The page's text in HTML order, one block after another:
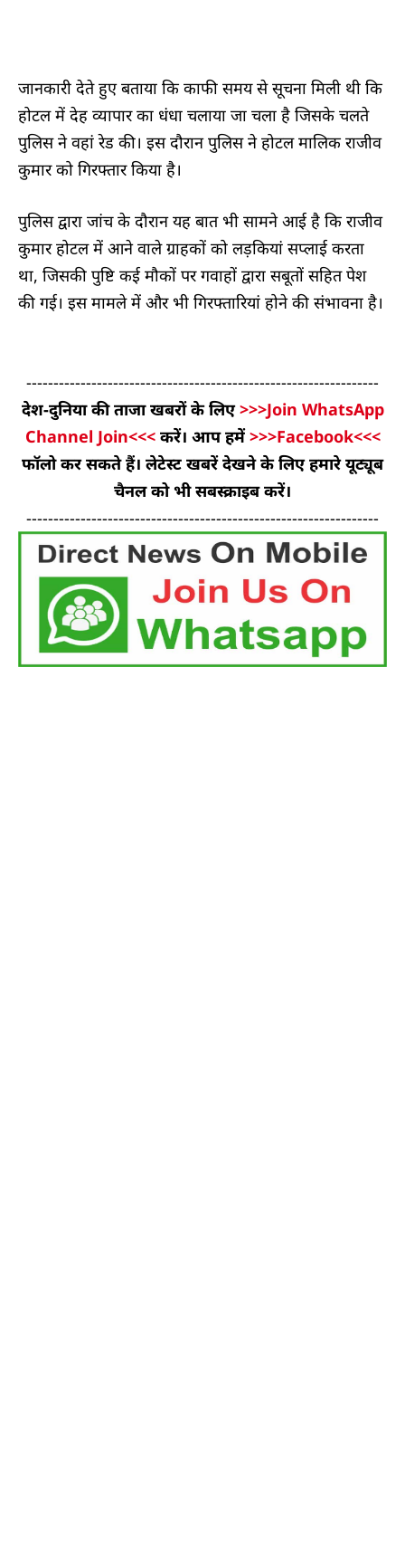
जानकारी देते हुए बताया कि काफी समय से सूचना मिली थी कि
होटल में देह व्यापार का धंधा चलाया जा चला है जिसके चलते
पुलिस ने वहां रेड की। इस दौरान पुलिस ने होटल मालिक राजीव
कुमार को गिरफ्तार किया है।
पुलिस द्वारा जांच के दौरान यह बात भी सामने आई है कि राजीव
कुमार होटल में आने वाले ग्राहकों को लड़कियां सप्लाई करता
था, जिसकी पुष्टि कई मौकों पर गवाहों द्वारा सबूतों सहित पेश
की गई। इस मामले में और भी गिरफ्तारियां होने की संभावना है।
-----------------------------------------------------------------
देश-दुनिया की ताजा खबरों के लिए>>>Join WhatsApp
Channel Join<<< करें। आप हमें>>>Facebook<<<
फॉलो कर सकते हैं। लेटेस्ट खबरें देखने के लिए हमारे यूट्यूब
चैनल को भी सबस्क्राइब करें।
-----------------------------------------------------------------